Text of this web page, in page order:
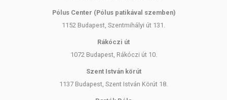
Pólus Center (Pólus patikával szemben)
1152 Budapest, Szentmihályi út 131.
Rákóczi út
1072 Budapest, Rákóczi út 10.
Szent István körút
1137 Budapest, Szent István Körút 18.